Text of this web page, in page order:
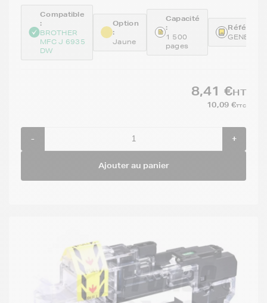
Compatible
:
BROTHER
MFC J 6935
DW
Option
:
Jaune
Capacité
:
1 500
pages
8,41 €HT
10,09 €TTC
- +
Ajouter au panier